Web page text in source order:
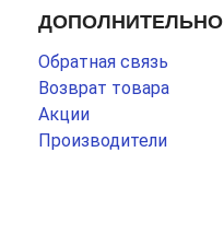
ДОПОЛНИТЕЛЬНО
Обратная связь
Возврат товара
Акции
Производители